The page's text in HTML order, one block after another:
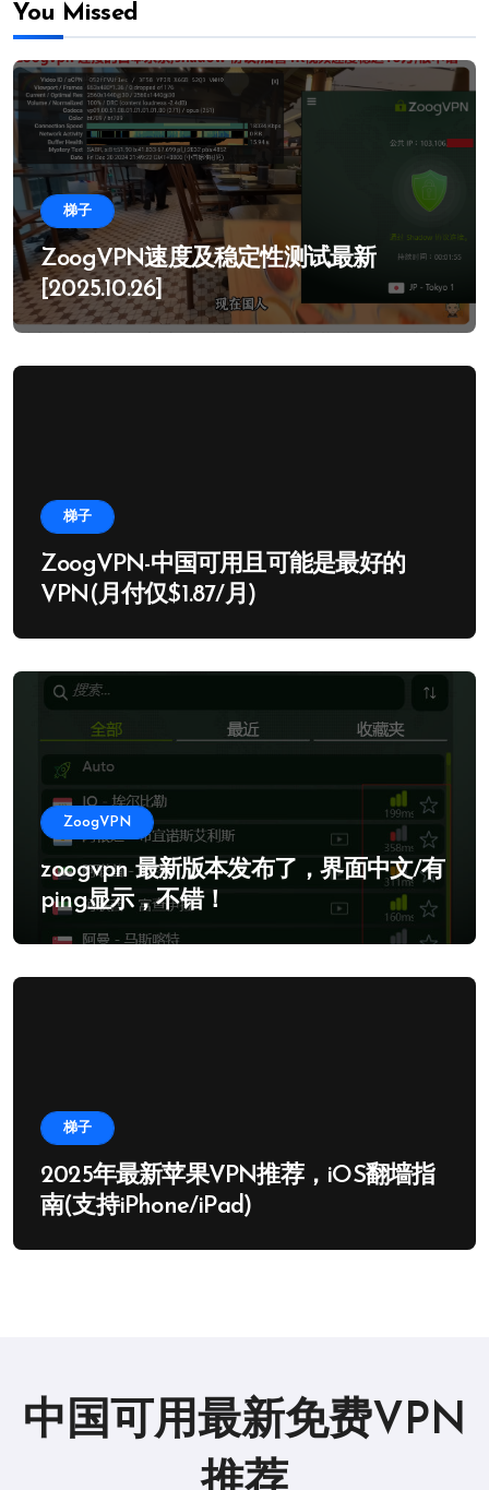
You Missed
梯子
ZoogVPN速度及稳定性测试最新
[2025.10.26]
梯子
ZoogVPN-中国可用且可能是最好的
VPN(月付仅$1.87/月)
ZoogVPN
zoogvpn 最新版本发布了，界面中文/有
ping显示，不错！
梯子
2025年最新苹果VPN推荐，iOS翻墙指
南(支持iPhone/iPad)
中国可用最新免费VPN